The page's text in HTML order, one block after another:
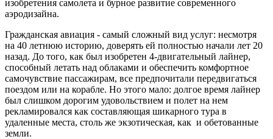
изобретения самолета и бурное развитие современного
аэродизайна.
Гражданская авиация - самый сложный вид услуг: несмотря
на 40 летнюю историю, доверять ей полностью начали лет 20
назад. До того, как был изобретен 4-двигательный лайнер,
способный летать над облаками и обеспечить комфортное
самочувствие пассажирам, все предпочитали передвигаться
поездом или на корабле. Но этого мало: долгое время лайнер
был слишком дорогим удовольствием и полет на нем
рекламировался как составляющая шикарного тура в
удаленные места, столь же экзотическая, как и обетованные
земли.